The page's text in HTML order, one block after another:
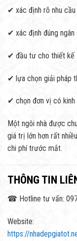
✔ xác định rõ nhu cầu
✔ xác định đúng ngân
✔ đầu tư cho thiết kế
✔ lựa chọn giải pháp
✔ chọn đơn vị có
Một ngôi nhà được
giá trị lớn hơn rất
chi phí trước mắt.
THÔNG TIN
☎ Hotline tư vấn:
Website:
https://